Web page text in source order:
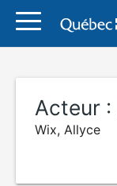
Acteur :
Wix, Allyce